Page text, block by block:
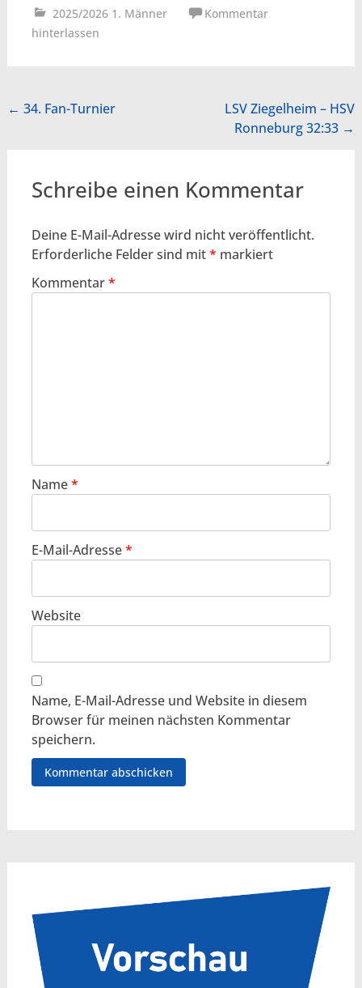
2025/2026 1. Männer
Kommentar
hinterlassen
Beitragsnavigation
← 34. Fan-Turnier
LSV Ziegelheim – HSV
Ronneburg 32:33 →
Schreibe einen Kommentar
Deine E-Mail-Adresse wird nicht veröffentlicht.
Erforderliche Felder sind mit* markiert
Kommentar*
Name*
E-Mail-Adresse*
Website
Name, E-Mail-Adresse und Website in diesem
Browser für meinen nächsten Kommentar
speichern.